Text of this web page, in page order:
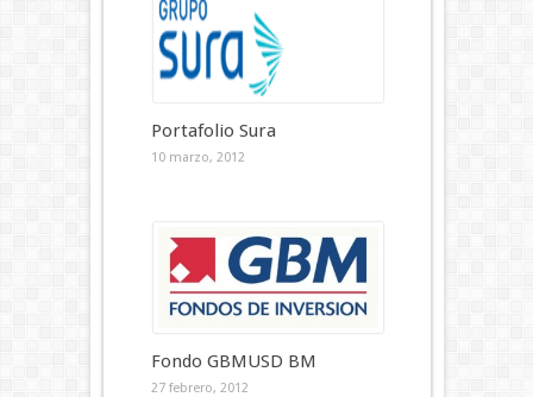
Portafolio Sura
10 marzo, 2012
Fondo GBMUSD BM
27 febrero, 2012